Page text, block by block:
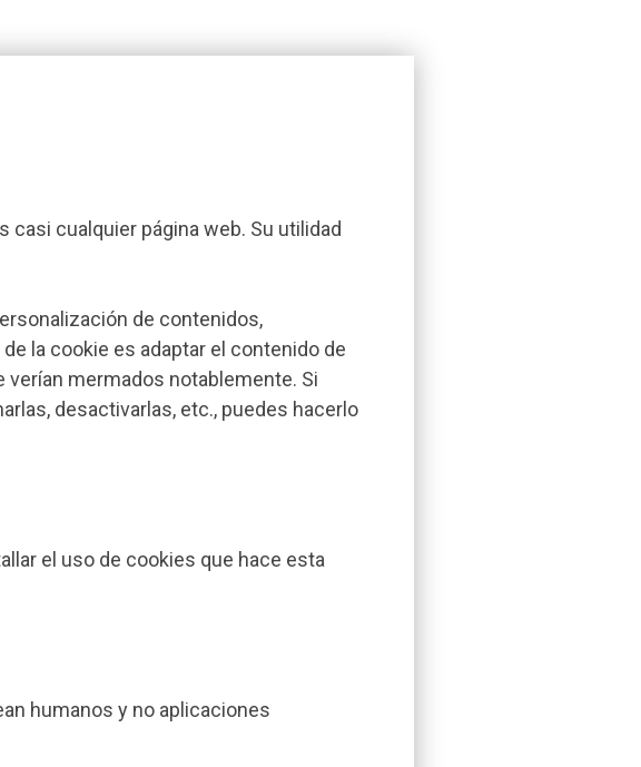
cualquier página web. Su utilidad
de contenidos,
la cookie es adaptar el contenido de
mermados notablemente. Si
desactivarlas, etc., puedes hacerlo
el uso de cookies que hace esta
humanos y no aplicaciones